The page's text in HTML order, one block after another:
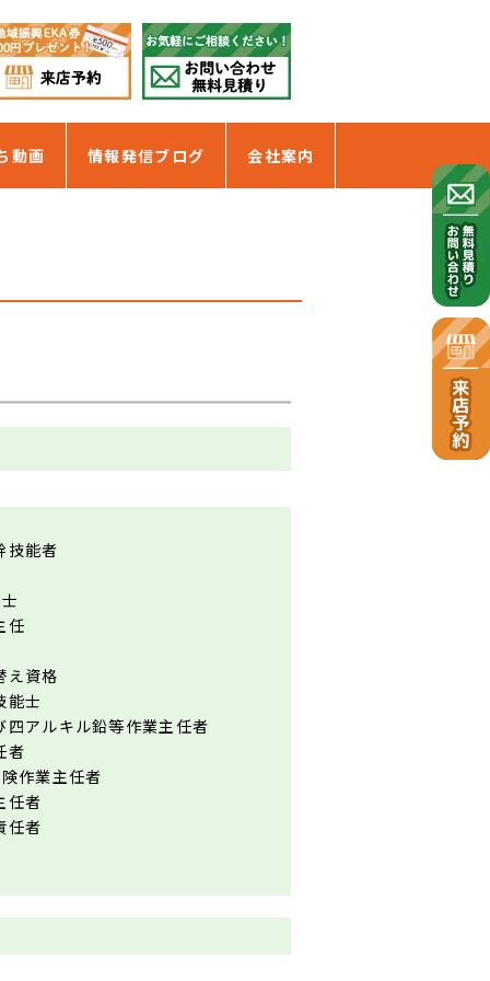
動画 情報発信ブログ 会社案内
技能者
任
え資格
能士
四アルキル鉛等作業主任者
者
作業主任者
任者
任者